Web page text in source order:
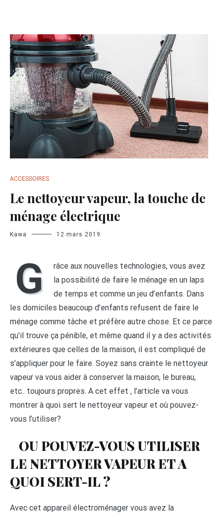
ACCESSOIRES
Le nettoyeur vapeur, la touche de
ménage électrique
Kawa 12 mars 2019
G
râce aux nouvelles technologies, vous avez
la possibilité de faire le ménage en un laps
de temps et comme un jeu d’enfants. Dans
les domiciles beaucoup d’enfants refusent de faire le
ménage comme tâche et préfère autre chose. Et ce parce
qu’il trouve ça pénible, et même quand il y a des activités
extérieures que celles de la maison, il est compliqué de
s’appliquer pour le faire. Soyez sans crainte le nettoyeur
vapeur va vous aider à conserver la maison, le bureau,
etc.. toujours propres. A cet effet , l’article va vous
montrer à quoi sert le nettoyeur vapeur et où pouvez-
vous l’utiliser?
OU POUVEZ-VOUS UTILISER
LE NETTOYER VAPEUR ET A
QUOI SERT-IL ?
Avec cet appareil électroménager vous avez la